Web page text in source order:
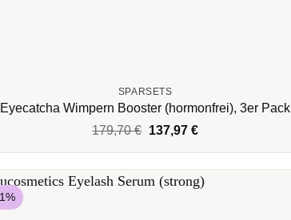
SPARSETS
Eyecatcha Wimpern Booster (hormonfrei), 3er Pack
179,70€ Ursprünglicher
war:
137,97€Aktueller
ist: